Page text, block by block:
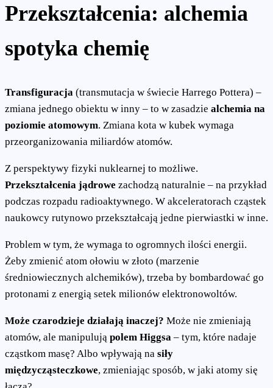
Przekształcenia: alchemia
spotyka chemię
Transfiguracja (transmutacja w świecie Harrego Pottera) –
zmiana jednego obiektu w inny – to w zasadzie alchemia na
poziomie atomowym. Zmiana kota w kubek wymaga
przeorganizowania miliardów atomów.
Z perspektywy fizyki nuklearnej to możliwe.
Przekształcenia jądrowe zachodzą naturalnie – na przykład
podczas rozpadu radioaktywnego. W akceleratorach cząstek
naukowcy rutynowo przekształcają jedne pierwiastki w inne.
Problem w tym, że wymaga to ogromnych ilości energii.
Żeby zmienić atom ołowiu w złoto (marzenie
średniowiecznych alchemików), trzeba by bombardować go
protonami z energią setek milionów elektronowoltów.
Może czarodzieje działają inaczej? Może nie zmieniają
atomów, ale manipulują polem Higgsa – tym, które nadaje
cząstkom masę? Albo wpływają na siły
międzycząsteczkowe, zmieniając sposób, w jaki atomy się